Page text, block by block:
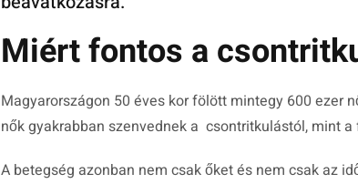
Miért fontos a
Magyarországon 50 éves kor fölött mintegy 600 ezer
nők gyakrabban szenvednek a csontritkulástól, mint a
A betegség azonban nem csak őket és nem csak az